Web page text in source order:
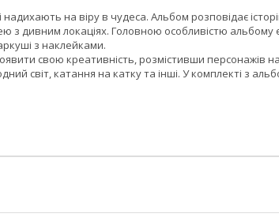
надихають на віру в чудеса. Альбом розповідає
з дивним локаціях. Головною особливістю альбому є
з наклейками.
свою креативність, розмістивши персонажів
світ, катання на катку та інші. У комплекті з